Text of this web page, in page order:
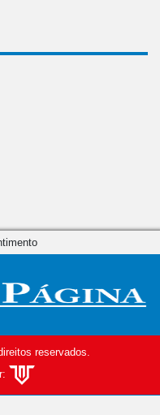
reservados.